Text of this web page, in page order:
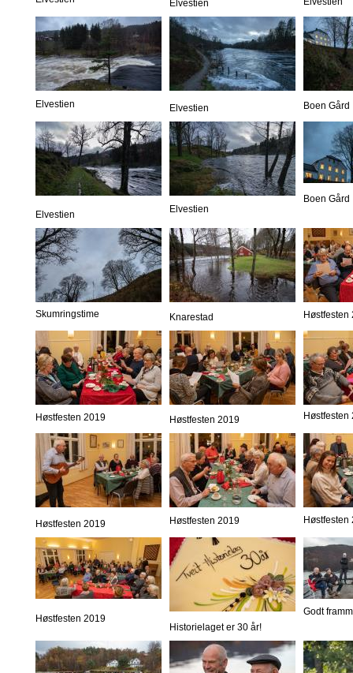
Elvestien
Elvestien Elvestien Boen Gård
Elvestien Elvestien
Boen Gård
Skumringstime Knarestad Høstfesten
Høstfesten 2019 Høstfesten 2019 Høstfesten
Høstfesten 2019 Høstfesten 2019 Høstfesten
Høstfesten 2019
Historielaget er 30 år!
Godt